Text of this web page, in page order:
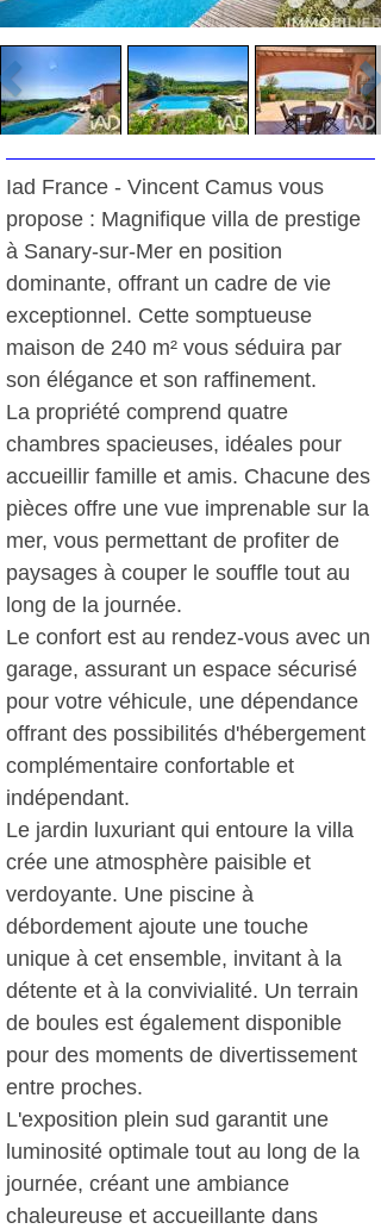
Iad France - Vincent Camus vous
propose : Magnifique villa de prestige
à Sanary-sur-Mer en position
dominante, offrant un cadre de vie
exceptionnel. Cette somptueuse
maison de 240 m² vous séduira par
son élégance et son raffinement.
La propriété comprend quatre
chambres spacieuses, idéales pour
accueillir famille et amis. Chacune des
pièces offre une vue imprenable sur la
mer, vous permettant de profiter de
paysages à couper le souffle tout au
long de la journée.
Le confort est au rendez-vous avec un
garage, assurant un espace sécurisé
pour votre véhicule, une dépendance
offrant des possibilités d'hébergement
complémentaire confortable et
indépendant.
Le jardin luxuriant qui entoure la villa
crée une atmosphère paisible et
verdoyante. Une piscine à
débordement ajoute une touche
unique à cet ensemble, invitant à la
détente et à la convivialité. Un terrain
de boules est également disponible
pour des moments de divertissement
entre proches.
L'exposition plein sud garantit une
luminosité optimale tout au long de la
journée, créant une ambiance
chaleureuse et accueillante dans